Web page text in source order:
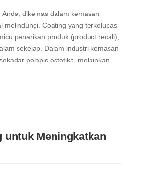
dikemas dalam kemasan
melindungi. Coating yang terkelupas
penarikan produk (product recall),
sekejap. Dalam industri kemasan
pelapis estetika, melainkan
untuk Meningkatkan